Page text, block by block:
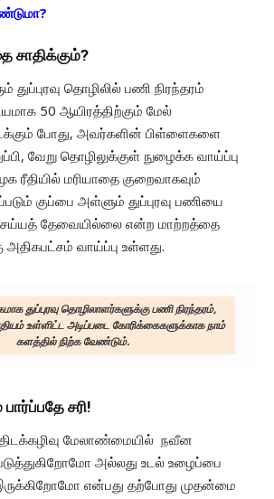
சாதிக்கும்?
துப்புரவு தொழிலில் பணி நிரந்தரம்
50 ஆயிரத்திற்கும் மேல்
போது, அவர்களின் பிள்ளைகளை
வேறு தொழிலுக்குள் நுழைக்க வாய்ப்பு
ரீதியில் மரியாதை குறைவாகவும்
குப்பை அள்ளும் துப்புரவு பணியை
தேவையில்லை என்ற மாற்றத்தை
வாய்ப்பு உள்ளது.
துப்புரவு தொழிலாளர்களுக்கு பணி நிரந்தரம்,
உள்ளிட்ட அடிப்படை கோரிக்கைகளுக்காக நாம்
களத்தில் நிற்க வேண்டும்.
சரி!
மேலாண்மையில் நவீன
அல்லது உடல் உழைப்பை
என்பது தற்போது முதன்மை